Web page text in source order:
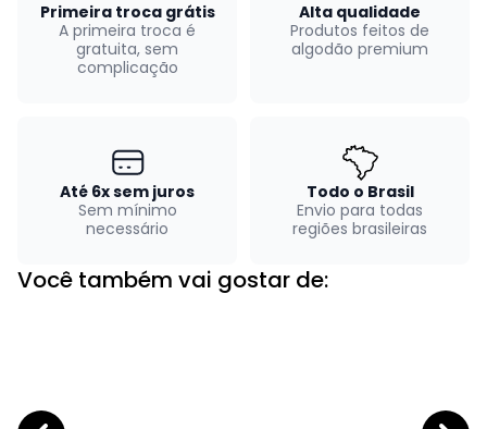
Primeira troca grátis
A primeira troca é
gratuita, sem
complicação
Alta qualidade
Produtos feitos de
algodão premium
Até 6x sem juros
Sem mínimo
necessário
Todo o Brasil
Envio para todas
regiões brasileiras
Você também vai gostar de: